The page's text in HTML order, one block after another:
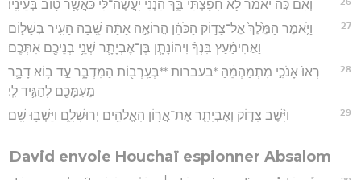
וְאִם֙ כֹּ֣ה יֹאמַ֔ר לֹ֥א חָפַ֖צְתִּי בָּ֑ךְ הִנְנִ֕י יַֽעֲשֶׂה־לִּ֕י כַּאֲשֶׁ֥ר ט֖וֹב בְּעֵינָֽיו׃
27
וַיֹּ֤אמֶר הַמֶּ֙לֶךְ֙ אֶל־צָד֣וֹק הַכֹּהֵ֔ן הֲרוֹאֶ֣ה אַתָּ֔ה שֻׁ֥בָה הָעִ֖יר בְּשָׁל֑וֹם
וַאֲחִימַ֨עַץ בִּנְךָ֜ וִיהוֹנָתָ֧ן בֶּן־אֶבְיָתָ֛ר שְׁנֵ֥י בְנֵיכֶ֖ם אִתְּכֶֽם׃
28
רְאוּ֙ אָנֹכִ֣י מִתְמַהְמֵ֔הַּ *בעברות **בְּעַֽרְב֖וֹת הַמִּדְבָּ֑ר עַ֣ד בּ֥וֹא דָבָ֛ר
מֵעִמָּכֶ֖ם לְהַגִּ֥יד לִֽי׃
29 וַיָּ֨שֶׁב צָד֧וֹק וְאֶבְיָתָ֛ר אֶת־אֲר֥וֹן הָאֱלֹהִ֖ים יְרוּשָׁלִָ֑ם וַיֵּשְׁב֖וּ שָֽׁם׃
David envoie Houchaï espionner Absalom